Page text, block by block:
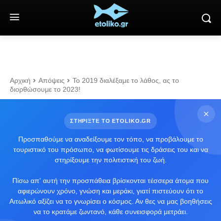
Αρχική Απόψεις
Το 2019 διαλέξαμε το λάθος, ας το
διορθώσουμε το 2023!
ΣΤΗΡΙΞΤΕ ΤΟ ETOLIKO.GR
Προσπαθούμε να αναδείξουμε τον τόπο, να προβάλουμε το
τουριστικό του πρόσωπο, να φωτίσουμε τις δράσεις του και να
στηρίξουμε την πολιτιστική του ζωή.
Πίσω απ' αυτή την προσπάθεια βρίσκονται τέσσερα άτομα που
αφιερώνουν χρόνο, γνώση και μεράκι, γιατί πιστεύουν ότι το
Αιτωλικό αξίζει να το γνωρίσει ο κόσμος. Αν θες να μας βοηθήσεις
να το κρατάμε ζωντανό, κάθε συνεισφορά μετράει.